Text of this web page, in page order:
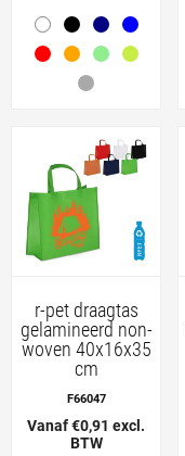
r-pet draagtas
gelamineerd non-
woven 40x16x35
cm
F66047
Vanaf €0,91 excl.
BTW